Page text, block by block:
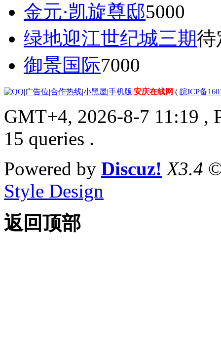
金元·凯旋尊邸5000
绿地迎江世纪城三期待
御景国际7000
|广告位|合作热线|小黑屋|手机版|安庆在线网 ( 皖ICP备
GMT+4, 2026-8-7 11:19 ,
15 queries .
Powered by Discuz! X3.4
Style Design
返回顶部